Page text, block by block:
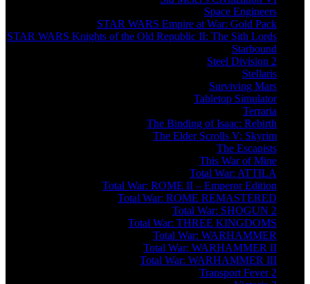
Space Engineers
STAR WARS Empire at War: Gold Pack
STAR WARS Knights of the Old Republic II: The Sith Lords
Starbound
Steel Division 2
Stellaris
Surviving Mars
Tabletop Simulator
Terraria
The Binding of Isaac: Rebirth
The Elder Scrolls V: Skyrim
The Escapists
This War of Mine
Total War: ATTILA
Total War: ROME II – Emperor Edition
Total War: ROME REMASTERED
Total War: SHOGUN 2
Total War: THREE KINGDOMS
Total War: WARHAMMER
Total War: WARHAMMER II
Total War: WARHAMMER III
Transport Fever 2